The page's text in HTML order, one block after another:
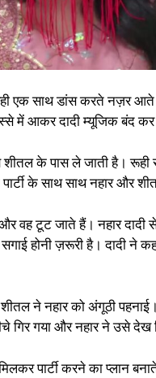
एक साथ डांस करते नज़र आते
में आकर दादी म्यूजिक बंद कर
के पास ले जाती है। रूही
के साथ साथ नहार और
वह टूट जाते हैं। नहार दादी
होनी ज़रूरी है। दादी ने
ने नहार को अंगूठी
गिर गया और नहार ने उसे देख
पार्टी करने का प्लान